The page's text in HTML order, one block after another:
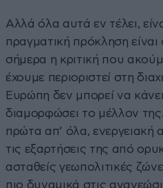
Αλλά όλα αυτά εν τέλει,
πραγματική πρόκληση είναι
σήμερα η κριτική που
έχουμε περιοριστεί στη
Ευρώπη δεν μπορεί να
διαμορφώσει το μέλλον
πρώτα απ’ όλα, ενεργειακή
τις εξαρτήσεις της από
ασταθείς γεωπολιτικές
πιο δυναμικά στις